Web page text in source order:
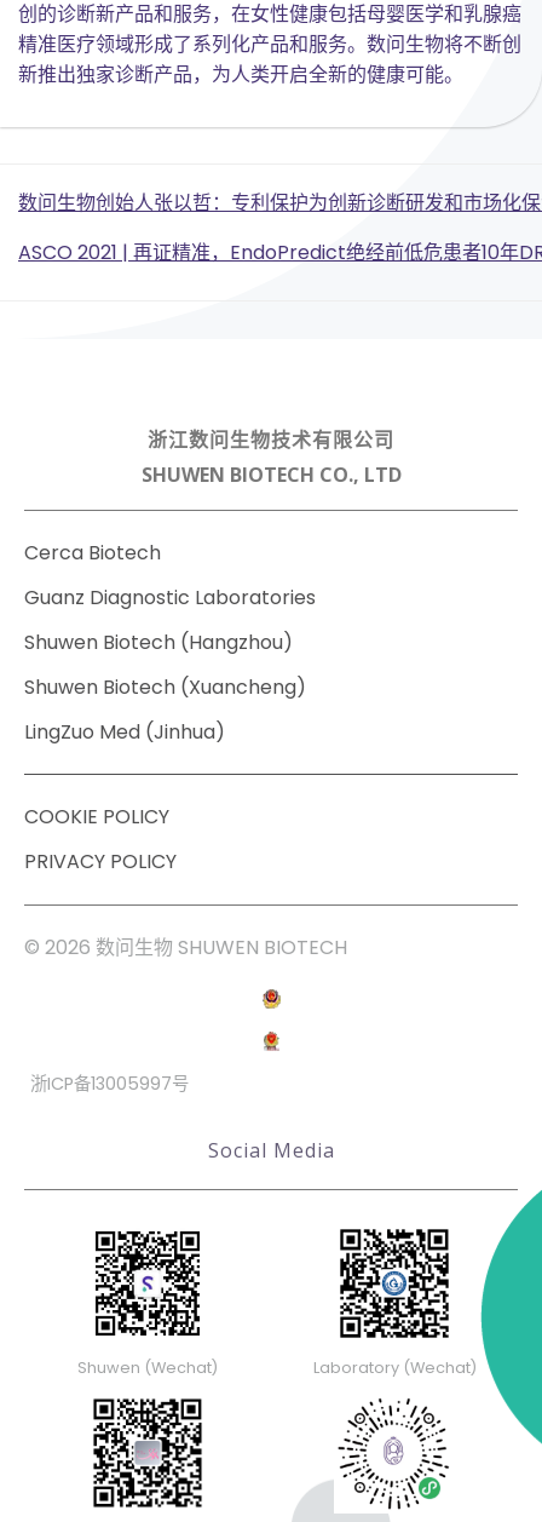
创的诊断新产品和服务，在女性健康包括母婴医学和乳腺癌
精准医疗领域形成了系列化产品和服务。数问生物将不断创
新推出独家诊断产品，为人类开启全新的健康可能。
Post
navigation
数问生物创始人张以哲：专利保护为创新诊断研发和市场化
Post
ASCO 2021 | 再证精准，EndoPredict绝经前低危患者10年
浙江数问生物技术有限公司
SHUWEN BIOTECH CO., LTD
Cerca Biotech
Guanz Diagnostic Laboratories
Shuwen Biotech (Hangzhou)
Shuwen Biotech (Xuancheng)
LingZuo Med (Jinhua)
COOKIE POLICY
PRIVACY POLICY
© 2026 数问生物 SHUWEN BIOTECH
浙ICP备13005997号
Social Media
Shuwen (Wechat) Laboratory (Wechat)